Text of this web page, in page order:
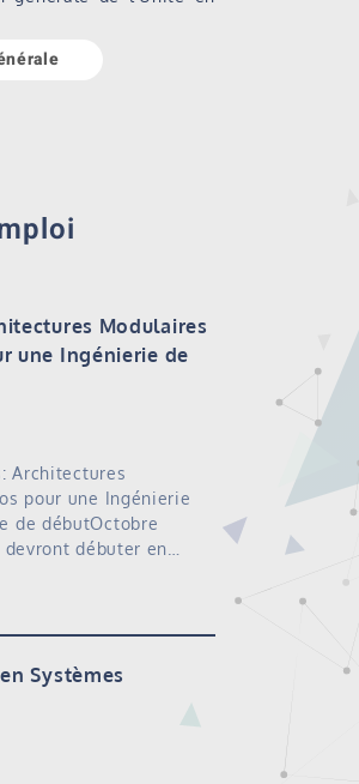
Modulaires
une Ingénierie de
Architectures
pour une Ingénierie
de débutOctobre
débuter en…
Systèmes